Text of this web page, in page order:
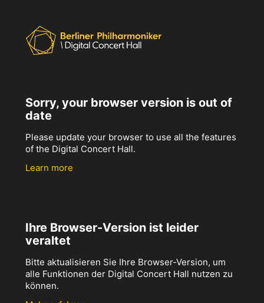
Sorry, your browser version is out of
date
Please update your browser to use all the features
of the Digital Concert Hall.
Learn more
Ihre Browser-Version ist leider
veraltet
Bitte aktualisieren Sie Ihre Browser-Version, um
alle Funktionen der Digital Concert Hall nutzen zu
können.